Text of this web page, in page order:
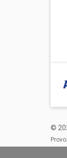
©